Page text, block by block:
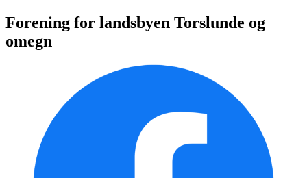
Forening for landsbyen Torslunde og
omegn